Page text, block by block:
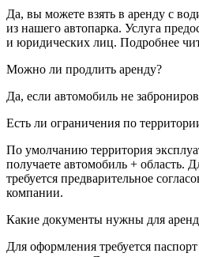
Да, вы можете взять в аренду с
из нашего автопарка. Услуга
и юридических лиц. Подробнее
Можно ли продлить аренду?
Да, если автомобиль не
Есть ли ограничения по
По умолчанию территория
получаете автомобиль + область.
требуется предварительное
компании.
Какие документы нужны для
Для оформления требуется